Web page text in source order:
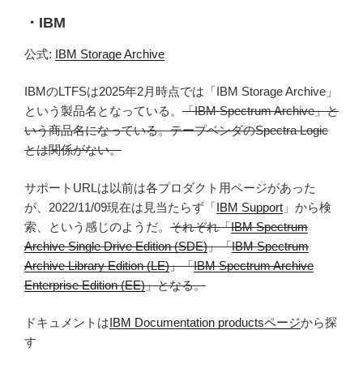
・IBM
公式: IBM Storage Archive
IBMのLTFSは2025年2月時点では「IBM Storage Archive」
という製品名となっている。 「IBM Spectrum Archive」と
いう商品名になっている。テープベンダのSpectra Logic
とは関係がない。
サポートURLは以前は各プロダクト用ページがあった
が、2022/11/09現在は見当たらず「IBM Support 」から検
索、という感じのようだ。 それぞれ「IBM Spectrum
Archive Single Drive Edition (SDE)」「IBM Spectrum
Archive Library Edition (LE)」「IBM Spectrum Archive
Enterprise Edition (EE)」となる。
ドキュメントはIBM Documentation productsページから探
す